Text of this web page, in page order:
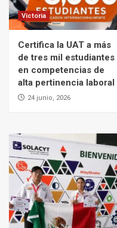
Victoria
Certifica la UAT a más
de tres mil estudiantes
en competencias de
alta pertinencia laboral
24 junio, 2026